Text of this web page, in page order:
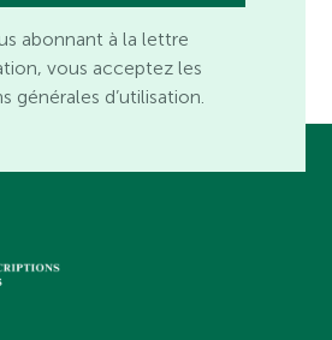
abonnant à la lettre
vous acceptez les
générales d’utilisation.